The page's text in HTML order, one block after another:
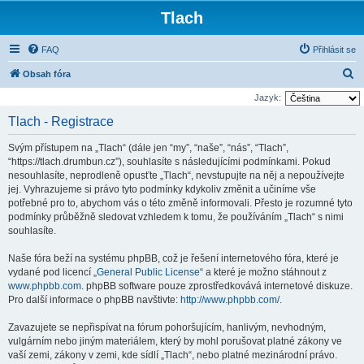
Tlach
FAQ Přihlásit se
Obsah fóra
l
Jazyk:
Tlach - Registrace
Svým přístupem na „Tlach“ (dále jen “my”, “naše”, “nás”, “Tlach”,
“https://tlach.drumbun.cz”), souhlasíte s následujícími podmínkami. Pokud
nesouhlasíte, neprodleně opusťte „Tlach“, nevstupujte na něj a nepoužívejte
jej. Vyhrazujeme si právo tyto podmínky kdykoliv změnit a učiníme vše
potřebné pro to, abychom vás o této změně informovali. Přesto je rozumné tyto
podmínky průběžně sledovat vzhledem k tomu, že používáním „Tlach“ s nimi
souhlasíte.
Naše fóra beží na systému phpBB, což je řešení internetového fóra, které je
vydané pod licencí „General Public License“ a které je možno stáhnout z
www.phpbb.com. phpBB software pouze zprostředkovává internetové diskuze.
Pro další informace o phpBB navštivte: http://www.phpbb.com/.
Zavazujete se nepřispívat na fórum pohoršujícím, hanlivým, nevhodným,
vulgárním nebo jiným materiálem, který by mohl porušovat platné zákony ve
vaší zemi, zákony v zemi, kde sídlí „Tlach“, nebo platné mezinárodní právo.